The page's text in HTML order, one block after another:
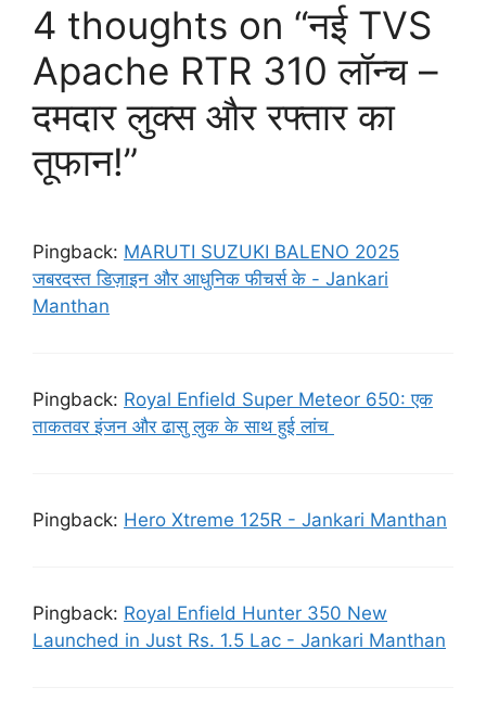
4 thoughts on “नई TVS
Apache RTR 310 लॉन्च –
दमदार लुक्स और रफ्तार का
तूफान!”
Pingback: MARUTI SUZUKI BALENO 2025
जबरदस्त डिज़ाइन और आधुनिक फीचर्स के - Jankari
Manthan
Pingback: Royal Enfield Super Meteor 650: एक
ताकतवर इंजन और ढासु लुक के साथ हुई लांच
Pingback: Hero Xtreme 125R - Jankari Manthan
Pingback: Royal Enfield Hunter 350 New
Launched in Just Rs. 1.5 Lac - Jankari Manthan